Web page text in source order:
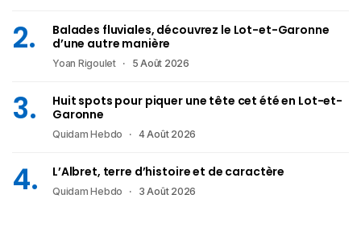
Balades fluviales, découvrez le Lot-et-Garonne
d’une autre manière
Yoan Rigoulet 5 Août 2026
Huit spots pour piquer une tête cet été en Lot-et-
Garonne
Quidam Hebdo 4 Août 2026
L’Albret, terre d’histoire et de caractère
Quidam Hebdo 3 Août 2026